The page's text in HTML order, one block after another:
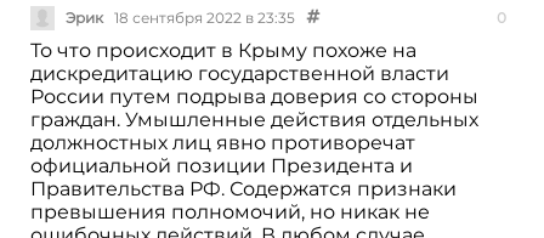
Эрик 18 сентября 2022 в 23:35 0
То что происходит в Крыму похоже на
дискредитацию государственной власти
России путем подрыва доверия со стороны
граждан. Умышленные действия отдельных
должностных лиц явно противоречат
официальной позиции Президента и
Правительства РФ. Содержатся признаки
превышения полномочий, но никак не